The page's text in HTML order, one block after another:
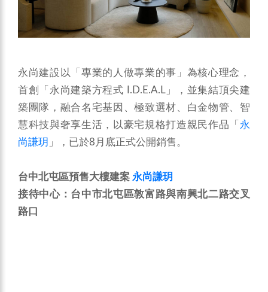
永尚建設以「專業的人做專業的事」為核心理念，
首創「永尚建築方程式 I.D.E.A.L」，並集結頂尖建
築團隊，融合名宅基因、極致選材、白金物管、智
慧科技與奢享生活，以豪宅規格打造親民作品「 永
尚謙玥 」，已於8月底正式公開銷售。
台中北屯區預售大樓建案 永尚謙玥
接待中心：台中市北屯區敦富路與南興北二路交叉
路口